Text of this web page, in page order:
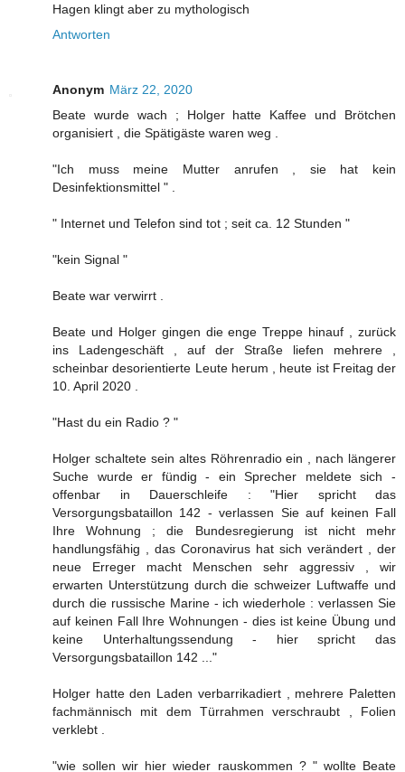
Hagen klingt aber zu mythologisch
Antworten
Anonym März 22, 2020
Beate wurde wach ; Holger hatte Kaffee und Brötchen
organisiert , die Spätigäste waren weg .
"Ich muss meine Mutter anrufen , sie hat kein
Desinfektionsmittel " .
" Internet und Telefon sind tot ; seit ca. 12 Stunden "
"kein Signal "
Beate war verwirrt .
Beate und Holger gingen die enge Treppe hinauf , zurück
ins Ladengeschäft , auf der Straße liefen mehrere ,
scheinbar desorientierte Leute herum , heute ist Freitag der
10. April 2020 .
"Hast du ein Radio ? "
Holger schaltete sein altes Röhrenradio ein , nach längerer
Suche wurde er fündig - ein Sprecher meldete sich -
offenbar in Dauerschleife : "Hier spricht das
Versorgungsbataillon 142 - verlassen Sie auf keinen Fall
Ihre Wohnung ; die Bundesregierung ist nicht mehr
handlungsfähig , das Coronavirus hat sich verändert , der
neue Erreger macht Menschen sehr aggressiv , wir
erwarten Unterstützung durch die schweizer Luftwaffe und
durch die russische Marine - ich wiederhole : verlassen Sie
auf keinen Fall Ihre Wohnungen - dies ist keine Übung und
keine Unterhaltungssendung - hier spricht das
Versorgungsbataillon 142 ..."
Holger hatte den Laden verbarrikadiert , mehrere Paletten
fachmännisch mit dem Türrahmen verschraubt , Folien
verklebt .
"wie sollen wir hier wieder rauskommen ? " wollte Beate